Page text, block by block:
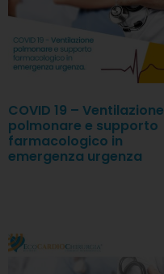
COVID 19 – Ventilazione
polmonare e supporto
farmacologico in
emergenza urgenza